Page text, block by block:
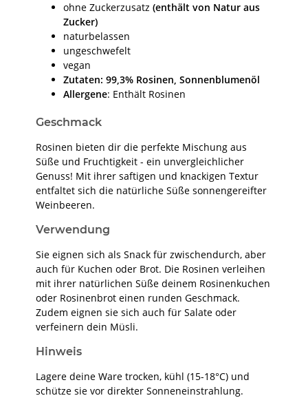
ohne Zuckerzusatz (enthält von Natur aus
Zucker)
naturbelassen
ungeschwefelt
vegan
Zutaten: 99,3% Rosinen, Sonnenblumenöl
Allergene: Enthält Rosinen
Geschmack
Rosinen bieten dir die perfekte Mischung aus
Süße und Fruchtigkeit - ein unvergleichlicher
Genuss! Mit ihrer saftigen und knackigen Textur
entfaltet sich die natürliche Süße sonnengereifter
Weinbeeren.
Verwendung
Sie eignen sich als Snack für zwischendurch, aber
auch für Kuchen oder Brot. Die Rosinen verleihen
mit ihrer natürlichen Süße deinem Rosinenkuchen
oder Rosinenbrot einen runden Geschmack.
Zudem eignen sie sich auch für Salate oder
verfeinern dein Müsli.
Hinweis
Lagere deine Ware trocken, kühl (15-18°C) und
schütze sie vor direkter Sonneneinstrahlung.